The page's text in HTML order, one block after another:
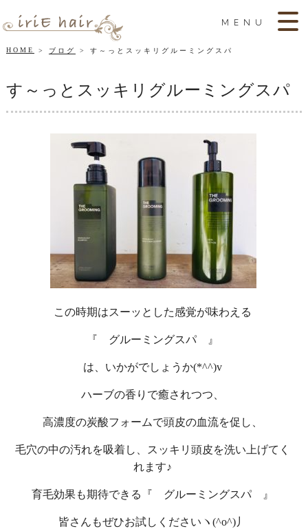
MENU
HOME ブログ す～っとスッキリグルーミングスパ
す～っとスッキリグルーミングスパ
この時期はスーッとした感覚が味わえる
『 グルーミングスパ 』
は、いかがでしょうか(*^^)v
ハーブの香りで癒されつつ、
高濃度の炭酸フォームで頭皮の血流を促し、
毛穴の中の汚れを吸着し、スッキリ頭皮を洗い上げてく
れます♪
育毛効果も期待できる『 グルーミングスパ 』
皆さんもぜひお試しくださいヽ(^o^)丿